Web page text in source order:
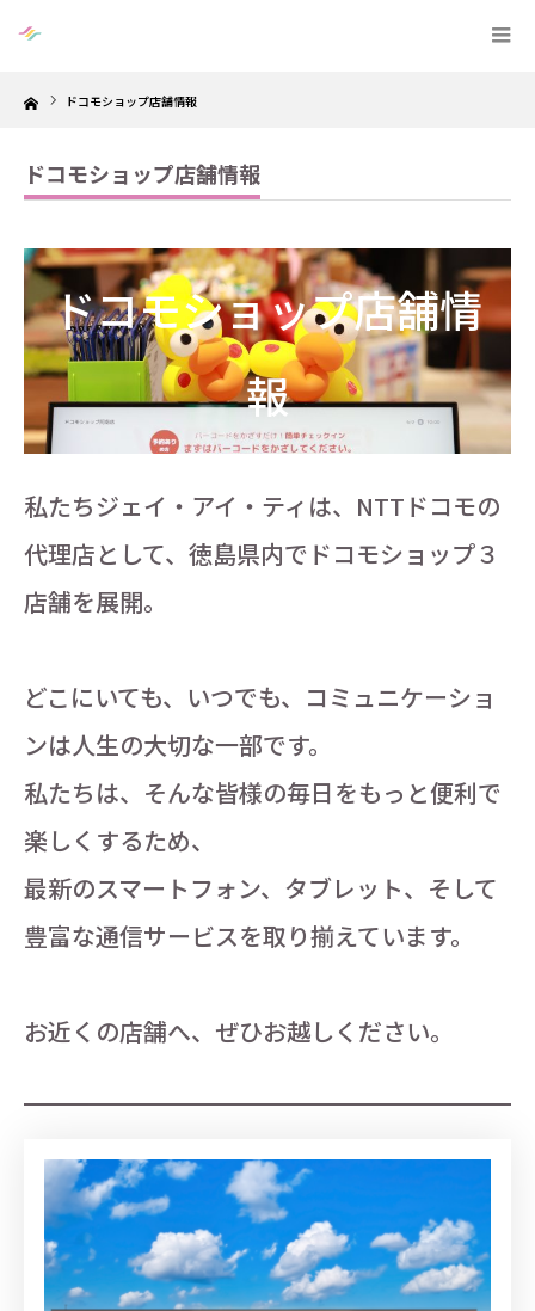
Home ドコモショップ店舗情報
ドコモショップ店舗情報
ドコモショップ店舗情
報
私たちジェイ・アイ・ティは、NTTドコモの
代理店として、徳島県内でドコモショップ３
店舗を展開。
どこにいても、いつでも、コミュニケーショ
ンは人生の大切な一部です。
私たちは、そんな皆様の毎日をもっと便利で
楽しくするため、
最新のスマートフォン、タブレット、そして
豊富な通信サービスを取り揃えています。
お近くの店舗へ、ぜひお越しください。